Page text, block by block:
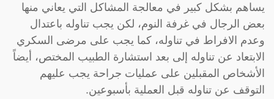
يساهم بشكل كبير في معالجة المشاكل التي يعاني منها
بعض الرجال في غرفة النوم، لكن يجب تناوله باعتدال
وعدم الافراط في تناوله، كما يجب على مرضى السكري
الابتعاد عن تناوله إلى بعد استشارة الطبيب المختص، أيضاً
الأشخاص المقبلين على عمليات جراحة يجب عليهم
التوقف عن تناوله قبل العملية بأسبوعين.